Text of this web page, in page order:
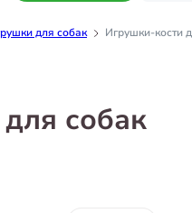
для собак Игрушки-кости
собак